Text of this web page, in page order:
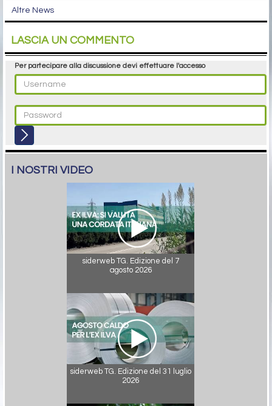
Altre News
LASCIA UN COMMENTO
Per partecipare alla discussione devi effettuare l'accesso
I NOSTRI VIDEO
siderweb TG. Edizione del 7
agosto 2026
siderweb TG. Edizione del 31 luglio
2026